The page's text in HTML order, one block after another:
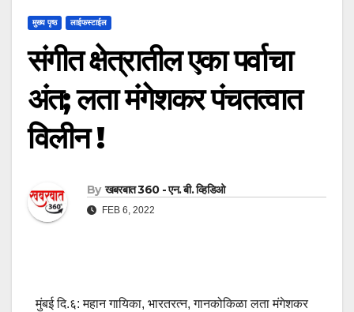
मुख्य पृष्ठ लाईफस्टाईल
संगीत क्षेत्रातील एका पर्वाचा
अंत; लता मंगेशकर पंचतत्वात
विलीन !
By खबरबात 360 - एन. बी. व्हिडिओ
FEB 6, 2022
मुंबई दि.६: महान गायिका, भारतरत्न, गानकोकिळा लता मंगेशकर